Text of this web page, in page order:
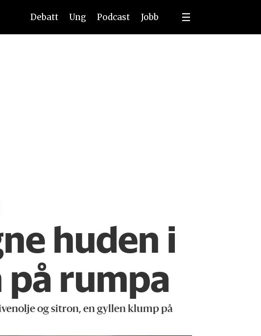
Debatt Ung Podcast Jobb
huden i
rumpa
og sitron, en gyllen klump på